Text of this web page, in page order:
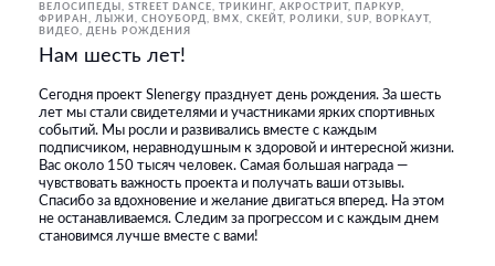
ВЕЛОСИПЕДЫ STREET DANCE
ТРИКИНГ, АКРОСТРИТ, ПАРКУР,
ФРИРАН
ЛЫЖИ, СНОУБОРД BMX, СКЕЙТ, РОЛИКИ SUP
ВОРКАУТ
ВИДЕО
ДЕНЬ РОЖДЕНИЯ
Нам шесть лет!
Сегодня проект Slenergy празднует день рождения. За шесть
лет мы стали свидетелями и участниками ярких спортивных
событий. Мы росли и развивались вместе с каждым
подписчиком, неравнодушным к здоровой и интересной жизни.
Вас около 150 тысяч человек. Самая большая награда —
чувствовать важность проекта и получать ваши отзывы.
Спасибо за вдохновение и желание двигаться вперед. На этом
не останавливаемся. Следим за прогрессом и с каждым днем
становимся лучше вместе с вами!